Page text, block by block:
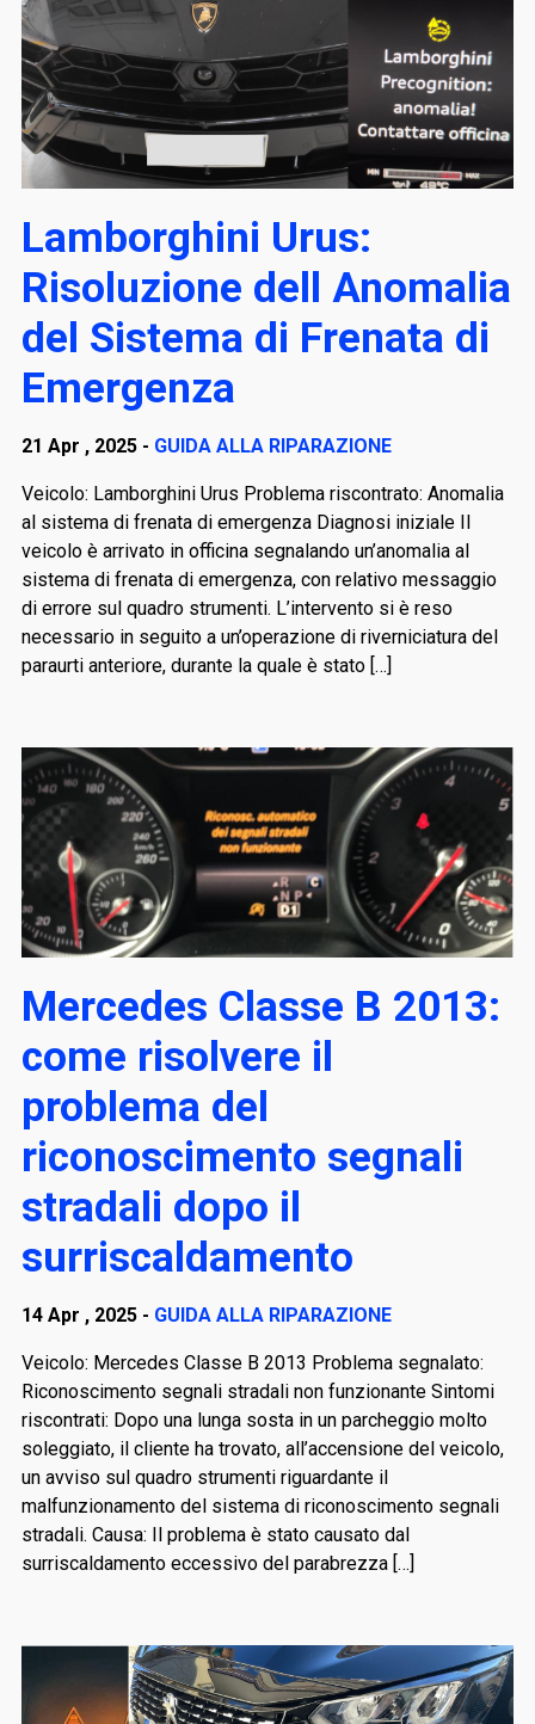
Lamborghini Urus:
Risoluzione dell Anomalia
del Sistema di Frenata di
Emergenza
21 Apr , 2025 - GUIDA ALLA RIPARAZIONE
Veicolo: Lamborghini Urus Problema riscontrato: Anomalia
al sistema di frenata di emergenza Diagnosi iniziale Il
veicolo è arrivato in officina segnalando un’anomalia al
sistema di frenata di emergenza, con relativo messaggio
di errore sul quadro strumenti. L’intervento si è reso
necessario in seguito a un’operazione di riverniciatura del
paraurti anteriore, durante la quale è stato […]
Mercedes Classe B 2013:
come risolvere il
problema del
riconoscimento segnali
stradali dopo il
surriscaldamento
14 Apr , 2025 - GUIDA ALLA RIPARAZIONE
Veicolo: Mercedes Classe B 2013 Problema segnalato:
Riconoscimento segnali stradali non funzionante Sintomi
riscontrati: Dopo una lunga sosta in un parcheggio molto
soleggiato, il cliente ha trovato, all’accensione del veicolo,
un avviso sul quadro strumenti riguardante il
malfunzionamento del sistema di riconoscimento segnali
stradali. Causa: Il problema è stato causato dal
surriscaldamento eccessivo del parabrezza […]